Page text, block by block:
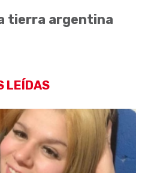
tierra argentina
LEÍDAS